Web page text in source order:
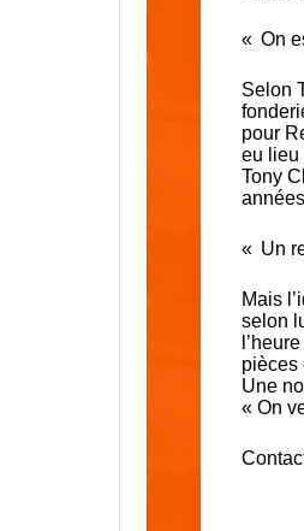
« On
Selon
pour
eu lieu
Tony
« Un
Mais
selon
pièces
Une
« On